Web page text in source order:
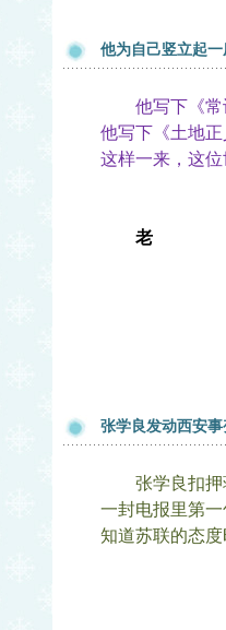
他为自己竖立起
他写下《
他写下《土地
这样一来，这
老
张学良发动西安
张学良扣押蒋
一封电报里第
知道苏联的态